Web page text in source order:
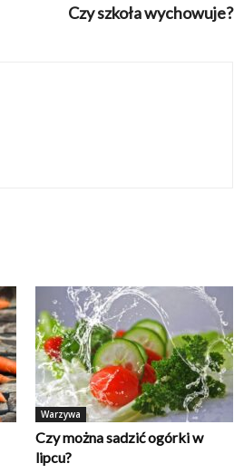
Czy szkoła wychowuje?
Warzywa
Czy można sadzić ogórki w
lipcu?